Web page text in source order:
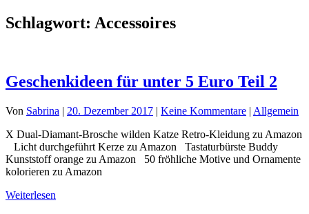
Schlagwort: Accessoires
Geschenkideen für unter 5 Euro Teil 2
Von Sabrina | 20. Dezember 2017 | Keine Kommentare | Allgemein
X Dual-Diamant-Brosche wilden Katze Retro-Kleidung zu Amazon
Licht durchgeführt Kerze zu Amazon Tastaturbürste Buddy
Kunststoff orange zu Amazon 50 fröhliche Motive und Ornamente
kolorieren zu Amazon
Weiterlesen